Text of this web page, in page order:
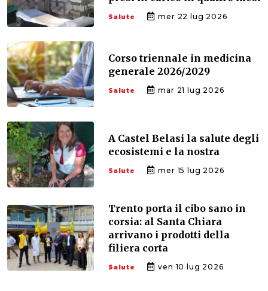
Salute mer 22 lug 2026
Corso triennale in medicina
generale 2026/2029
Salute mar 21 lug 2026
A Castel Belasi la salute degli
ecosistemi e la nostra
Salute mer 15 lug 2026
Trento porta il cibo sano in
corsia: al Santa Chiara
arrivano i prodotti della
filiera corta
Salute ven 10 lug 2026